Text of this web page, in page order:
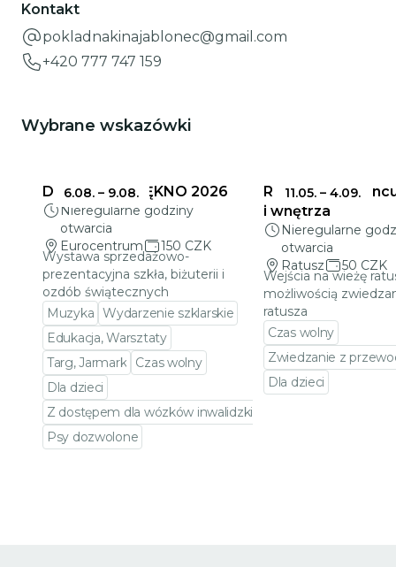
Kontakt
pokladnakinajablonec@gmail.com
+420 777 747 159
Wybrane wskazówki
6.08. – 9.08.
DELIKATNE PIĘKNO 2026
Nieregularne godziny
otwarcia
Eurocentrum
150 CZK
Wystawa sprzedażowo-
prezentacyjna szkła, biżuterii i
ozdób świątecznych
Muzyka Wydarzenie szklarskie
Edukacja, Warsztaty
Targ, Jarmark
Czas wolny
Dla dzieci
Z dostępem dla wózków inwalidzkich
Psy dozwolone
11.05. – 4.09.
Ratusz w
i wnętrza
Nieregularne
otwarcia
Ratusz
50 CZK
Wejścia na wieżę
możliwością
ratusza
Czas wolny
Zwiedzanie z
Dla dzieci